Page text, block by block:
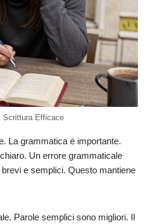
Scrittura Efficace
La grammatica è importante.
Un errore grammaticale
e semplici. Questo mantiene
Parole semplici sono migliori. Il